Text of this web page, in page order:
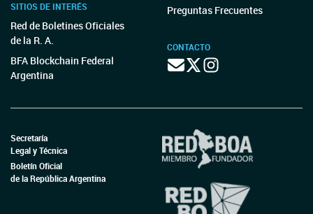
SITIOS DE INTERÉS
Red de Boletines Oficiales
de la R. A.
BFA Blockchain Federal
Argentina
Preguntas Frecuentes
CONTACTO
Secretaría
Legal y Técnica
Boletín Oficial
de la República Argentina